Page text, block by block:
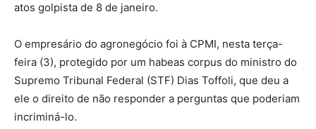
atos golpista de 8 de janeiro.
O empresário do agronegócio foi à CPMI, nesta terça-
feira (3), protegido por um habeas corpus do ministro do
Supremo Tribunal Federal (STF) Dias Toffoli, que deu a
ele o direito de não responder a perguntas que poderiam
incriminá-lo.